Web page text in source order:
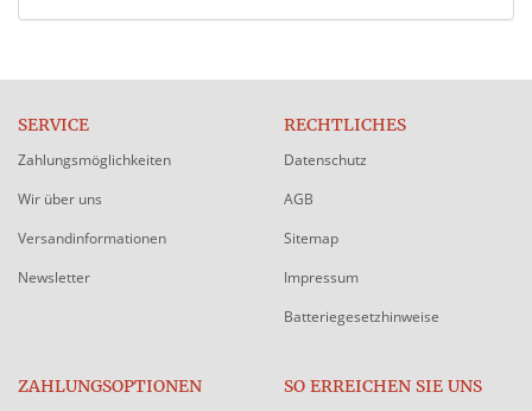
SERVICE
Zahlungsmöglichkeiten
Wir über uns
Versandinformationen
Newsletter
RECHTLICHES
Datenschutz
AGB
Sitemap
Impressum
Batteriegesetzhinweise
ZAHLUNGSOPTIONEN SO ERREICHEN SIE UNS